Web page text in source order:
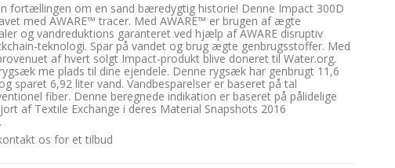
fortællingen om en sand bæredygtig historie! Denne Impact 300D
med AWARE™ tracer. Med AWARE™ er brugen af ægte
og vandreduktions garanteret ved hjælp af AWARE disruptiv
teknologi. Spar på vandet og brug ægte genbrugsstoffer. Med
af hvert solgt Impact-produkt blive doneret til Water.org.
me plads til dine ejendele. Denne rygsæk har genbrugt 11,6
sparet 6,92 liter vand. Vandbesparelser er baseret på tal
fiber. Denne beregnede indikation er baseret på pålidelige
af Textile Exchange i deres Material Snapshots 2016
os for et tilbud